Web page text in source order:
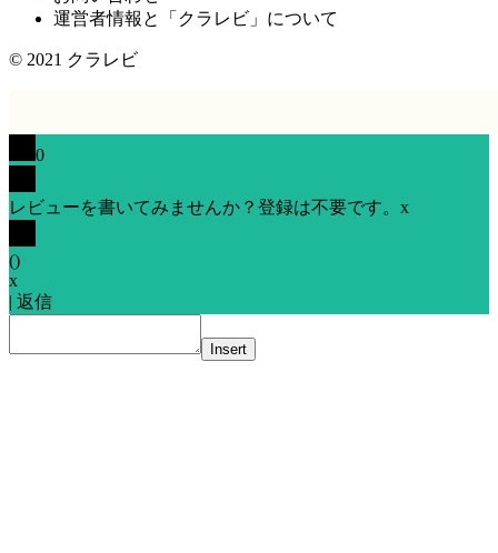
運営者情報と「クラレビ」について
© 2021 クラレビ
0
レビューを書いてみませんか？登録は不要です。 x
()
x
| 返信
Insert